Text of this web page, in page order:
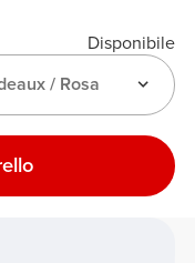
Disponibile
/ Rosa